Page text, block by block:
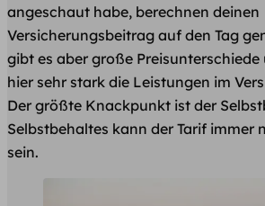
angeschaut habe, berechnen deinen
Versicherungsbeitrag auf den Tag
gibt es aber große
hier sehr stark die Leistungen im
Der größte Knackpunkt ist der
Selbstbehaltes kann der Tarif immer
sein.